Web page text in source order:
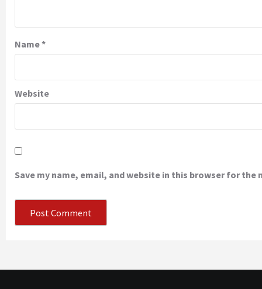
Name*
Website
Save my name, email, and website in this browser for the